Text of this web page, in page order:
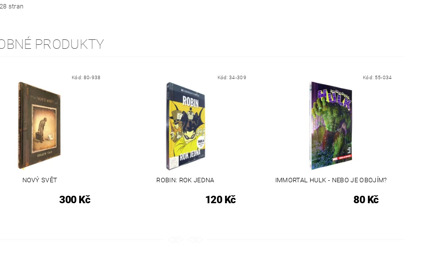
stran
PRODUKTY
Kód: 80-938
NOVÝ SVĚT
300 Kč
Kód:34-309
ROBIN: ROK JEDNA
120 Kč
Kód: 55-034
IMMORTAL HULK - NEBO JE OBOJÍM?
80 Kč